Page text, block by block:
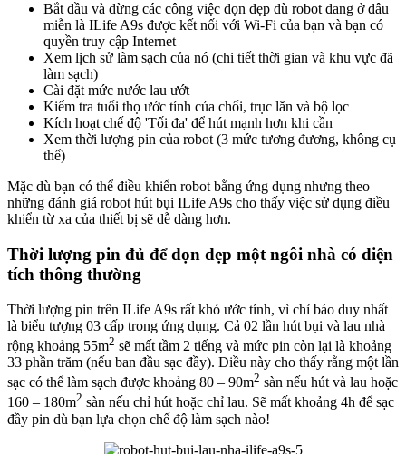
Bắt đầu và dừng các công việc dọn dẹp dù robot đang ở đâu
miễn là ILife A9s được kết nối với Wi-Fi của bạn và bạn có
quyền truy cập Internet
Xem lịch sử làm sạch của nó (chi tiết thời gian và khu vực đã
làm sạch)
Cài đặt mức nước lau ướt
Kiểm tra tuổi thọ ước tính của chổi, trục lăn và bộ lọc
Kích hoạt chế độ 'Tối đa' để hút mạnh hơn khi cần
Xem thời lượng pin của robot (3 mức tương đương, không cụ
thể)
Mặc dù bạn có thể điều khiển robot bằng ứng dụng nhưng theo
những đánh giá robot hút bụi ILife A9s cho thấy việc sử dụng điều
khiển từ xa của thiết bị sẽ dễ dàng hơn.
Thời lượng pin đủ để dọn dẹp một ngôi nhà có diện
tích thông thường
Thời lượng pin trên ILife A9s rất khó ước tính, vì chỉ báo duy nhất
là biểu tượng 03 cấp trong ứng dụng. Cả 02 lần hút bụi và lau nhà
rộng khoảng 55m2 sẽ mất tầm 2 tiếng và mức pin còn lại là khoảng
33 phần trăm (nếu ban đầu sạc đầy). Điều này cho thấy rằng một lần
sạc có thể làm sạch được khoảng 80 – 90m2 sàn nếu hút và lau hoặc
160 – 180m2 sàn nếu chỉ hút hoặc chỉ lau. Sẽ mất khoảng 4h để sạc
đầy pin dù bạn lựa chọn chế độ làm sạch nào!